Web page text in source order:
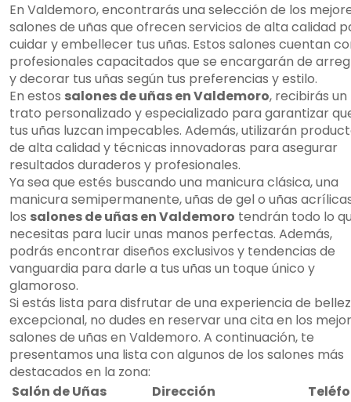
En Valdemoro, encontrarás una selección de los
salones de uñas que ofrecen servicios de alta calidad
cuidar y embellecer tus uñas. Estos salones cuentan
profesionales capacitados que se encargarán de
y decorar tus uñas según tus preferencias y estilo.
En estos salones de uñas en Valdemoro, recibirás un
trato personalizado y especializado para garantizar
tus uñas luzcan impecables. Además, utilizarán
de alta calidad y técnicas innovadoras para asegurar
resultados duraderos y profesionales.
Ya sea que estés buscando una manicura clásica, una
manicura semipermanente, uñas de gel o uñas
los salones de uñas en Valdemoro tendrán todo lo
necesitas para lucir unas manos perfectas. Además,
podrás encontrar diseños exclusivos y tendencias de
vanguardia para darle a tus uñas un toque único y
glamoroso.
Si estás lista para disfrutar de una experiencia de
excepcional, no dudes en reservar una cita en los
salones de uñas en Valdemoro. A continuación, te
presentamos una lista con algunos de los salones más
destacados en la zona:
Salón de Uñas
Dirección